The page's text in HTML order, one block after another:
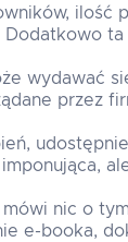
ilość
Dodatkowo
wydawać
przez
nic o
e-booka,